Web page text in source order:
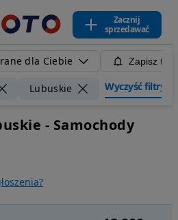
Zacznij
sprzedawać
dla Ciebie Zapisz
Lubuskie Wyczyść filtry
- Samochody